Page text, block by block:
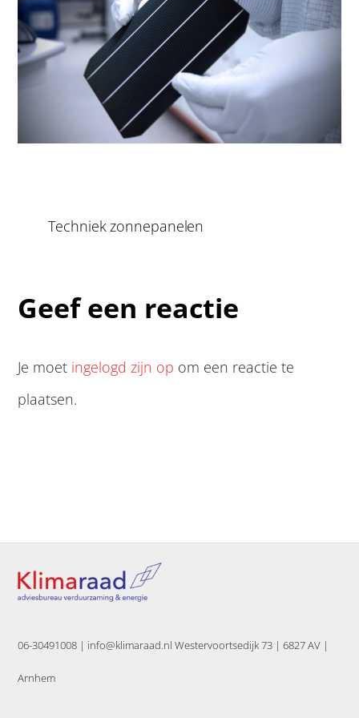
Techniek zonnepanelen
Geef een reactie
Je moet ingelogd zijn op om een reactie te
plaatsen.
06-30491008 | info@klimaraad.nl Westervoortsedijk 73 | 6827 AV |
Arnhem